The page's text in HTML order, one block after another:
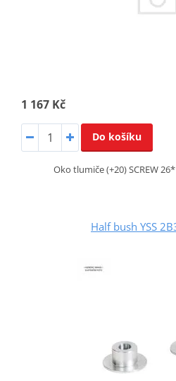
1 167 Kč
Do košíku
Oko tlumiče (+20) SCREW
Half bush YSS